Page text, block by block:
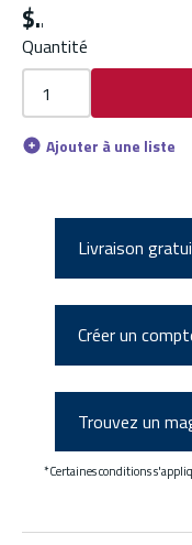
$
Quantité
Ajouter à une liste
Livraison
Créer un
Trouvez un
*Certaines conditions